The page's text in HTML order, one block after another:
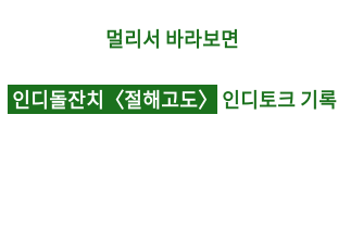
멀리서 바라보면
인디돌잔치〈절해고도〉 인디토크 기록